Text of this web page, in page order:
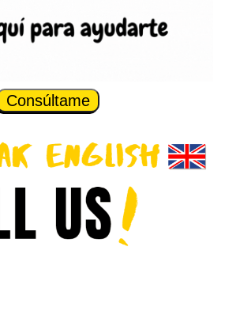
Consúltame